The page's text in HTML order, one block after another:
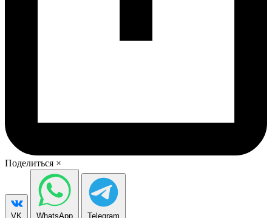
Поделиться ×
VK WhatsApp Telegram